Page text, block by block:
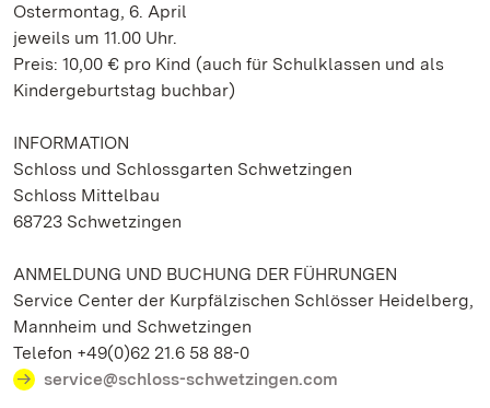
Ostermontag, 6. April
jeweils um 11.00 Uhr.
Preis: 10,00 € pro Kind (auch für Schulklassen und als
Kindergeburtstag buchbar)
INFORMATION
Schloss und Schlossgarten Schwetzingen
Schloss Mittelbau
68723 Schwetzingen
ANMELDUNG UND BUCHUNG DER FÜHRUNGEN
Service Center der Kurpfälzischen Schlösser Heidelberg,
Mannheim und Schwetzingen
Telefon +49(0)62 21.6 58 88-0
service@schloss-schwetzingen.com